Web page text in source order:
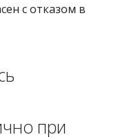
с отказом в
при